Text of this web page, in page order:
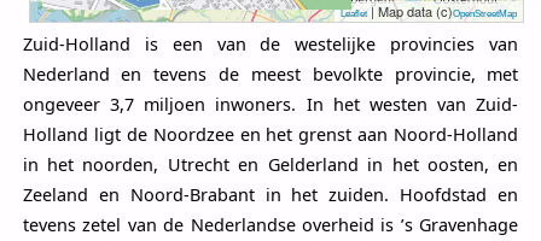
Leaflet | Map data (c)OpenStreetMap
Zuid-Holland is een van de westelijke provincies van
Nederland en tevens de meest bevolkte provincie, met
ongeveer 3,7 miljoen inwoners. In het westen van Zuid-
Holland ligt de Noordzee en het grenst aan Noord-Holland
in het noorden, Utrecht en Gelderland in het oosten, en
Zeeland en Noord-Brabant in het zuiden. Hoofdstad en
tevens zetel van de Nederlandse overheid is ’s Gravenhage